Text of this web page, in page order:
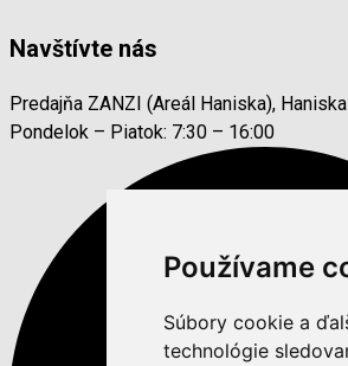
Používame
Súbory cookie a
technológie
Navštívte nás
Predajňa ZANZI (Areál Haniska),
Pondelok – Piatok: 7:30 – 16:00